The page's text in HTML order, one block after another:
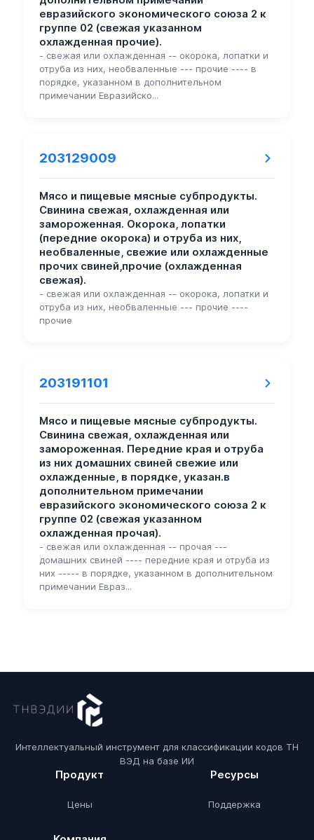
евразийского экономического союза 2 к
группе 02 (свежая указанном
охлажденная прочие).
- свежая или охлажденная -- окорока, лопатки и
отруба из них, необваленные --- прочие ---- в
порядке, указанном в дополнительном
примечании Евразийско...
203129009
Мясо и пищевые мясные субпродукты.
Свинина свежая, охлажденная или
замороженная. Окорока, лопатки
(передние окорока) и отруба из них,
необваленные, свежие или охлажденные
прочих свиней,прочие (охлажденная
свежая).
- свежая или охлажденная -- окорока, лопатки и
отруба из них, необваленные --- прочие ----
прочие
203191101
Мясо и пищевые мясные субпродукты.
Свинина свежая, охлажденная или
замороженная. Передние края и отруба
из них домашних свиней свежие или
охлажденные, в порядке, указан.в
дополнительном примечании
евразийского экономического союза 2 к
группе 02 (свежая указанном
охлажденная прочая).
- свежая или охлажденная -- прочая ---
домашних свиней ---- передние края и отруба из
них ----- в порядке, указанном в дополнительном
примечании Евраз...
Интеллектуальный инструмент для классификации кодов ТН
ВЭД на базе ИИ
Продукт
Цены
Ресурсы
Поддержка